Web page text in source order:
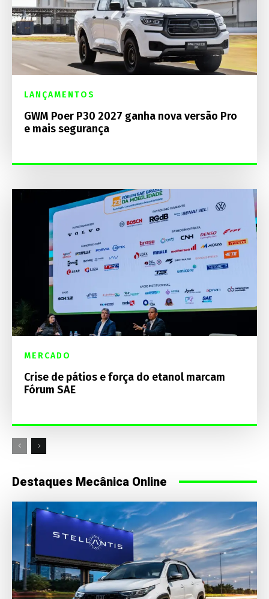
LANÇAMENTOS
GWM Poer P30 2027 ganha nova versão Pro
e mais segurança
MERCADO
Crise de pátios e força do etanol marcam
Fórum SAE
Destaques Mecânica Online